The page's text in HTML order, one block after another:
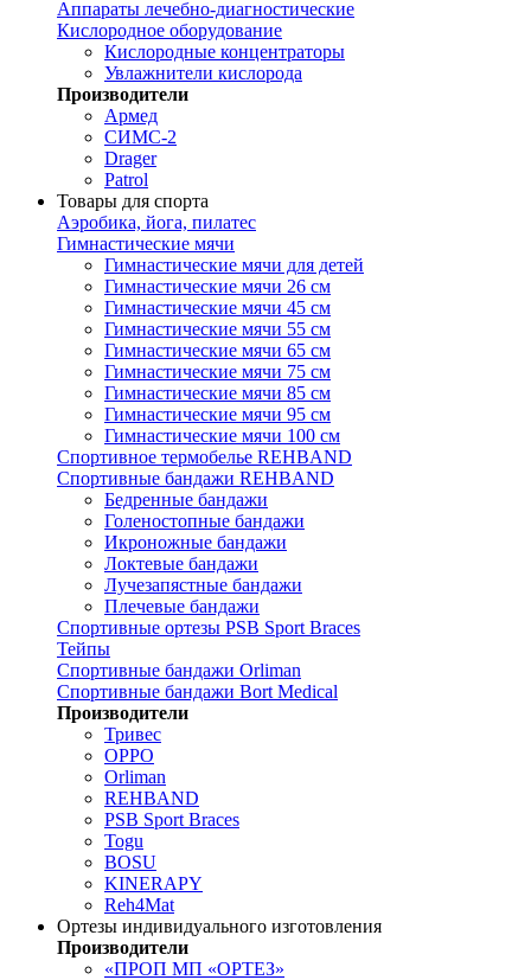
Аппараты лечебно-диагностические
Кислородное оборудование
Кислородные концентраторы
Увлажнители кислорода
Производители
Армед
СИМС-2
Drager
Patrol
Товары для спорта
Аэробика, йога, пилатес
Гимнастические мячи
Гимнастические мячи для детей
Гимнастические мячи 26 см
Гимнастические мячи 45 см
Гимнастические мячи 55 см
Гимнастические мячи 65 см
Гимнастические мячи 75 см
Гимнастические мячи 85 см
Гимнастические мячи 95 см
Гимнастические мячи 100 см
Спортивное термобелье REHBAND
Спортивные бандажи REHBAND
Бедренные бандажи
Голеностопные бандажи
Икроножные бандажи
Локтевые бандажи
Лучезапястные бандажи
Плечевые бандажи
Спортивные ортезы PSB Sport Braces
Тейпы
Спортивные бандажи Orliman
Спортивные бандажи Bort Medical
Производители
Тривес
OPPO
Orliman
REHBAND
PSB Sport Braces
Togu
BOSU
KINERAPY
Reh4Mat
Ортезы индивидуального изготовления
Производители
«ПРОП МП «ОРТЕЗ»